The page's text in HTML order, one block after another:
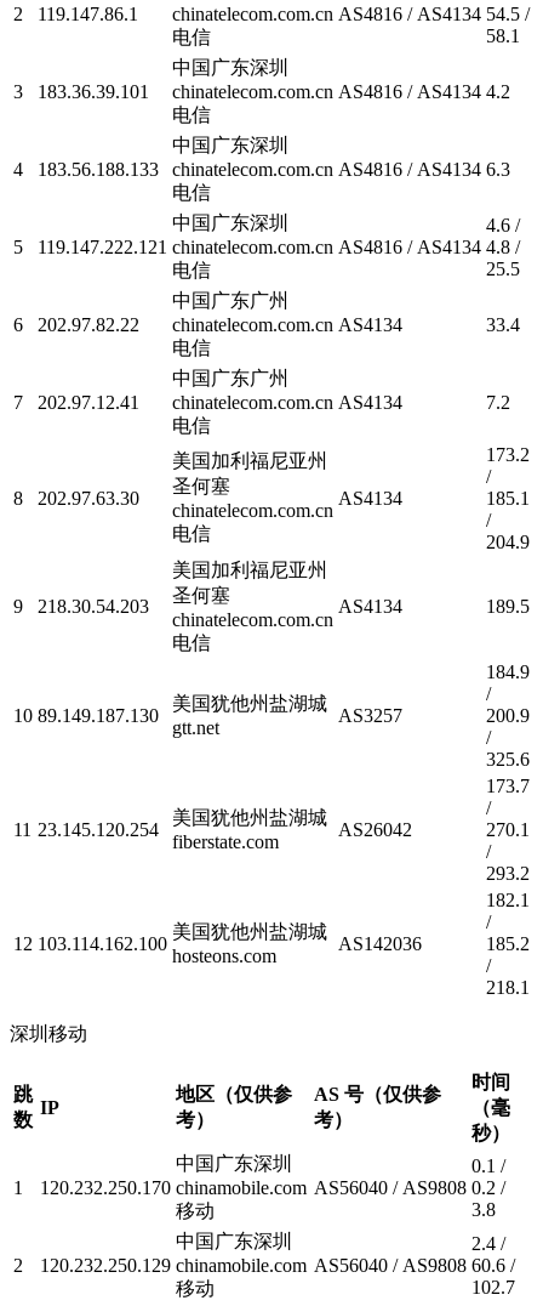
2 119.147.86.1
chinatelecom.com.cn
电信
AS4816 / AS4134 54.5 /
58.1
3 183.36.39.101
中国广东深圳
chinatelecom.com.cn
电信
AS4816 / AS4134 4.2
4 183.56.188.133
中国广东深圳
chinatelecom.com.cn
电信
AS4816 / AS4134 6.3
5 119.147.222.121
中国广东深圳
chinatelecom.com.cn
电信
AS4816 / AS4134
4.6 /
4.8 /
25.5
6 202.97.82.22
中国广东广州
chinatelecom.com.cn
电信
AS4134 33.4
7 202.97.12.41
中国广东广州
chinatelecom.com.cn
电信
AS4134 7.2
8 202.97.63.30
美国加利福尼亚州
圣何塞
chinatelecom.com.cn
电信
AS4134
173.2
/
185.1
/
204.9
9 218.30.54.203
美国加利福尼亚州
圣何塞
chinatelecom.com.cn
电信
AS4134 189.5
10 89.149.187.130
美国犹他州盐湖城
gtt.net
AS3257
184.9
/
200.9
/
325.6
11 23.145.120.254
美国犹他州盐湖城
fiberstate.com
AS26042
173.7
/
270.1
/
293.2
12 103.114.162.100
美国犹他州盐湖城
hosteons.com
AS142036
182.1
/
185.2
/
218.1
深圳移动
跳
数
IP
地区（仅供参
考）
AS 号（仅供参
考）
时间
（毫
秒）
1 120.232.250.170
中国广东深圳
chinamobile.com
移动
AS56040 / AS9808
0.1 /
0.2 /
3.8
2 120.232.250.129
中国广东深圳
chinamobile.com
移动
AS56040 / AS9808
2.4 /
60.6 /
102.7